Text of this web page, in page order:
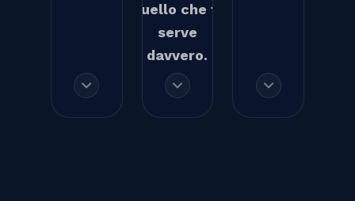
quello che ti
serve
davvero.